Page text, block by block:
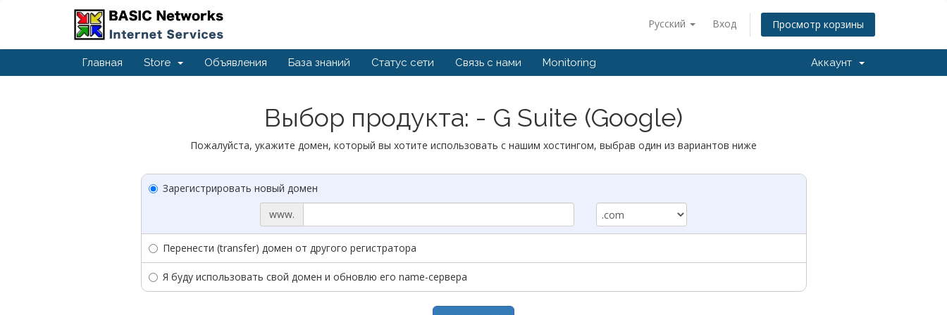
Русский Вход Просмотр корзины
Главная Store Объявления База знаний Статус сети Связь с нами Monitoring Аккаунт
Выбор продукта: - G Suite (Google)
Пожалуйста, укажите домен, который вы хотите использовать с нашим хостингом, выбрав один из вариантов ниже
Зарегистрировать новый домен
www.
Перенести (transfer) домен от другого регистратора
Я буду использовать свой домен и обновлю его name-сервера